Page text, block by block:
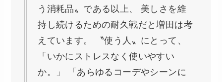
う消耗品〟である以上、 美しさを維
持し続けるための耐久戦だと増田は考
えています。 〝使う人〟にとって、
「いかにストレスなく使いやすい
か。」 「あらゆるコーデやシーンに